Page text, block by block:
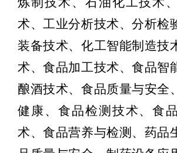
术、工业分析技术、分析检
装备技术、化工智能制造技
术、食品加工技术、食品智
酿酒技术、食品质量与安全
健康、食品检测技术、食
术、食品营养与检测、药品